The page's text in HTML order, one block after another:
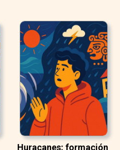
Huracanes: formación